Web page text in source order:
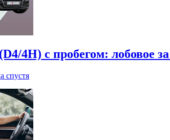
4H) c пробегом: лобовое
спустя